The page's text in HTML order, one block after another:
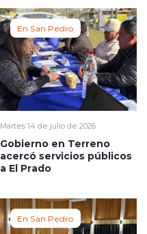
En San Pedro
Martes 14 de julio de 2026
Gobierno en Terreno
acercó servicios públicos
a El Prado
En San Pedro